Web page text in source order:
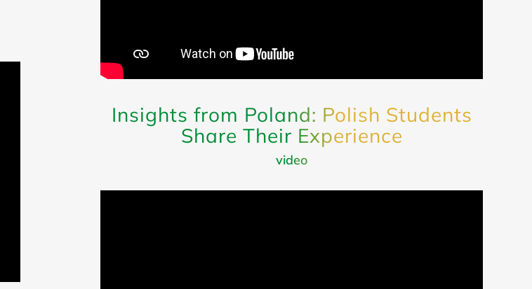
Insights from Poland: Polish Students
Share Their Experience
video